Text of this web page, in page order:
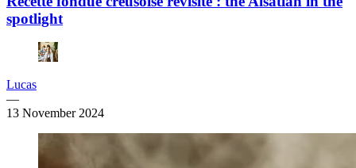
spotlight
Lucas
—
13 November 2024